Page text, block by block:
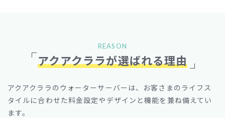
REASON
アクアクララが選ばれる理由
アクアクララのウォーターサーバーは、 お客さまのライフス
タイルに合わせた料金設定やデザインと機能を兼ね備えてい
ます。